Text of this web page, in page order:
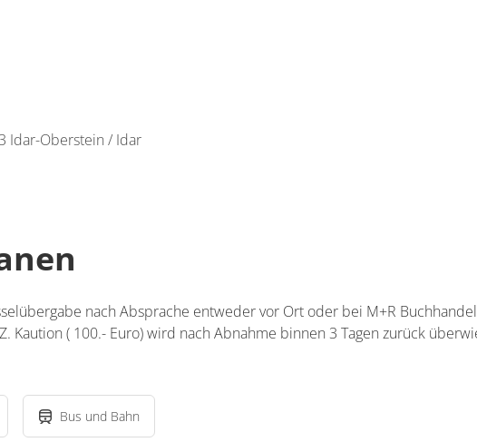
Idar-Oberstein / Idar
nach Absprache entweder vor Ort oder bei M+R
Kaution ( 100.- Euro) wird nach Abnahme binnen 3 Tagen zurück
Bus und Bahn